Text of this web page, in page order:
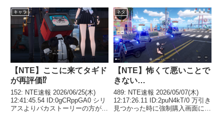
キャラ
【NTE】ここに来てタギド
が再評価⁉
152: NTE速報 2026/06/25(木)
12:41:45.54 ID:0gCRppGA0 シリ
アスよりバカストーリーの方が嬉
ネタ
【NTE】怖くて悪いことで
きない…
489: NTE速報 2026/05/07(木)
12:17:26.11 ID:2puN4kT/0 万引き
見つかった時に強制購入画面にな